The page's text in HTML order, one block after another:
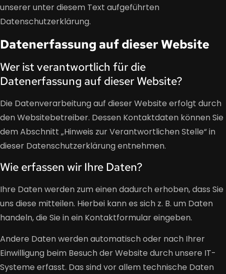
unserer unter diesem Text aufgeführten
Datenschutzerklärung.
Datenerfassung auf dieser Website
Wer ist verantwortlich für die
Datenerfassung auf dieser Website?
Die Datenverarbeitung auf dieser Website erfolgt durch
den Websitebetreiber. Dessen Kontaktdaten können Sie
dem Abschnitt „Hinweis zur Verantwortlichen Stelle“ in
dieser Datenschutzerklärung entnehmen.
Wie erfassen wir Ihre Daten?
Ihre Daten werden zum einen dadurch erhoben, dass Sie
uns diese mitteilen. Hierbei kann es sich z. B. um Daten
handeln, die Sie in ein Kontaktformular eingeben.
Andere Daten werden automatisch oder nach Ihrer
Einwilligung beim Besuch der Website durch unsere IT-
Systeme erfasst. Das sind vor allem technische Daten